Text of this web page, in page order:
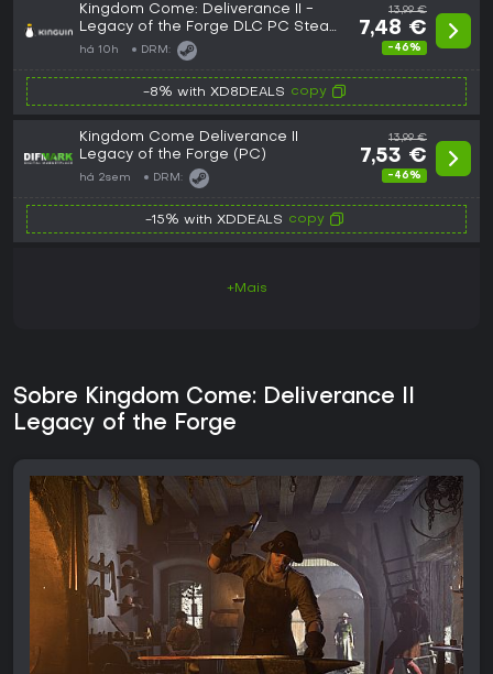
Kingdom Come: Deliverance II -
Legacy of the Forge DLC PC Steam
CD Key
há 10h DRM:
13,99 €
7,48 €
-46%
-8% with XD8DEALS copy
Kingdom Come Deliverance II
Legacy of the Forge (PC)
há 2sem DRM:
13,99 €
7,53 €
-46%
-15% with XDDEALS copy
+Mais
Sobre Kingdom Come: Deliverance II
Legacy of the Forge